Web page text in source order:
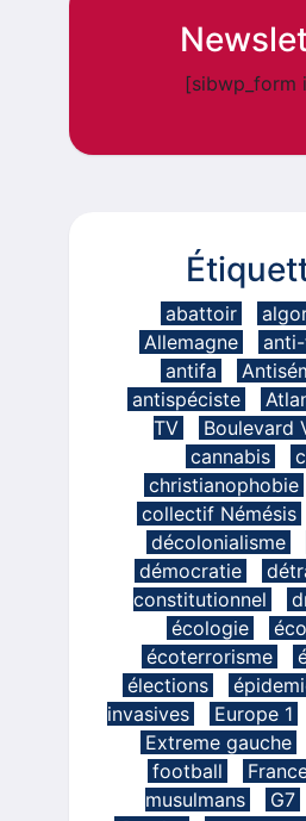
[sibwp_form
abattoir
Allemagne
antifa
antispéciste
TV
Boulevard
cannabis
christianophobie
collectif Némésis
décolonialisme
démocratie
constitutionnel
écologie
écoterrorisme
élections
invasives
Europe 1
Extreme gauche
football
musulmans
G7